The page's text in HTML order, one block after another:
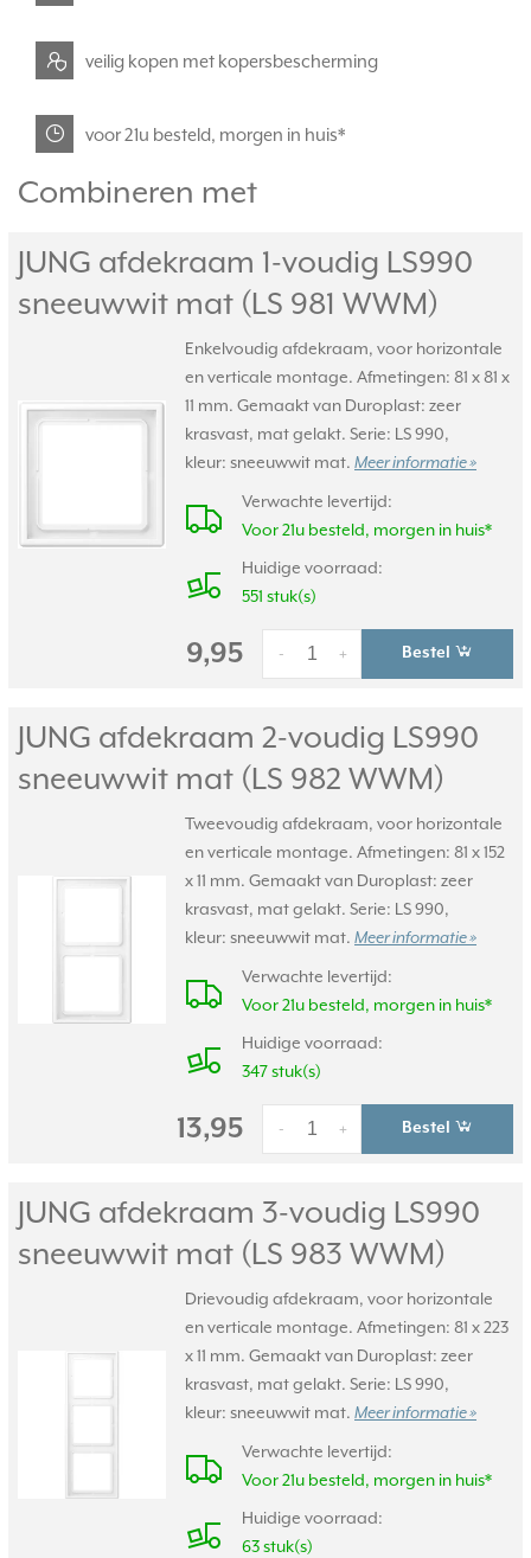
veilig kopen met kopersbescherming
voor 21u besteld, morgen in huis*
Combineren met
JUNG afdekraam 1-voudig LS990
sneeuwwit mat (LS 981 WWM)
Enkelvoudig afdekraam, voor horizontale
en verticale montage. Afmetingen: 81 x 81 x
11 mm. Gemaakt van Duroplast: zeer
krasvast, mat gelakt. Serie: LS 990,
kleur: sneeuwwit mat. Meer informatie »
Verwachte levertijd:
Voor 21u besteld, morgen in huis*
Huidige voorraad:
551 stuk(s)
9,95 +
- Bestel
JUNG afdekraam 2-voudig LS990
sneeuwwit mat (LS 982 WWM)
Tweevoudig afdekraam, voor horizontale
en verticale montage. Afmetingen: 81 x 152
x 11 mm. Gemaakt van Duroplast: zeer
krasvast, mat gelakt. Serie: LS 990,
kleur: sneeuwwit mat. Meer informatie »
Verwachte levertijd:
Voor 21u besteld, morgen in huis*
Huidige voorraad:
347 stuk(s)
13,95 +
- Bestel
JUNG afdekraam 3-voudig LS990
sneeuwwit mat (LS 983 WWM)
Drievoudig afdekraam, voor horizontale
en verticale montage. Afmetingen: 81 x 223
x 11 mm. Gemaakt van Duroplast: zeer
krasvast, mat gelakt. Serie: LS 990,
kleur: sneeuwwit mat. Meer informatie »
Verwachte levertijd:
Voor 21u besteld, morgen in huis*
Huidige voorraad:
63 stuk(s)